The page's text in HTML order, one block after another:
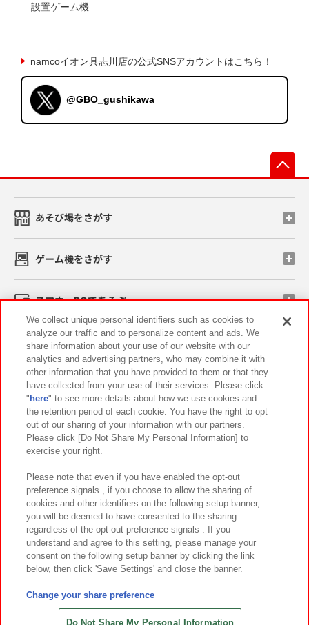
設置ゲーム機
namcoイオン具志川店の公式SNSアカウントはこちら！
@GBO_gushikawa
あそび場をさがす
ゲーム機をさがす
スマホ・PCであそぶ
イベント・キャンペーン
関連会社 サステナビリティ サイトポリシー
プライバシーポリシー ウェブアクセシビリティ方針と検証結果
お取引先さまとともに
カスタマーハラスメント対応方針 よくあるご質問・お問い合わせ
©Bandai Namco Amusement Inc.
©Bandai Namco Amusement Lab Inc.
©HANAYASHIKI Co., Ltd. All Rights Reserved.
We collect unique personal identifiers such as cookies to
analyze our traffic and to personalize content and ads. We
share information about your use of our website with our
analytics and advertising partners, who may combine it with
other information that you have provided to them or that they
have collected from your use of their services. Please click
" here" to see more details about how we use cookies and
the retention period of each cookie. You have the right to opt
out of our sharing of your information with our partners.
Please click [Do Not Share My Personal Information] to
exercise your right.
Please note that even if you have enabled the opt-out
preference signals , if you choose to allow the sharing of
cookies and other identifiers on the following setup banner,
you will be deemed to have consented to the sharing
regardless of the opt-out preference signals . If you
understand and agree to this setting, please manage your
consent on the following setup banner by clicking the link
below, then click 'Save Settings' and close the banner.
Change your share preference
Do Not Share My Personal Information